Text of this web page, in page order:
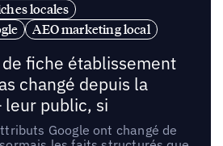
locales
AEO marketing local
fiche établissement
changé depuis la
leur public, si
Google ont changé de